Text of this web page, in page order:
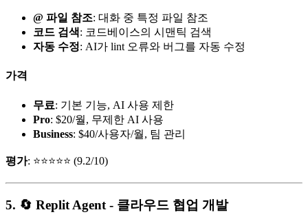
@ 파일 참조: 대화 중 특정 파일 참조
코드 검색: 코드베이스의 시맨틱 검색
자동 수정: AI가 lint 오류와 버그를 자동 수정
가격
무료: 기본 기능, AI 사용 제한
Pro: $20/월, 무제한 AI 사용
Business: $40/사용자/월, 팀 관리
평가: ⭐⭐⭐⭐⭐ (9.2/10)
5. 🔄 Replit Agent - 클라우드 협업 개발